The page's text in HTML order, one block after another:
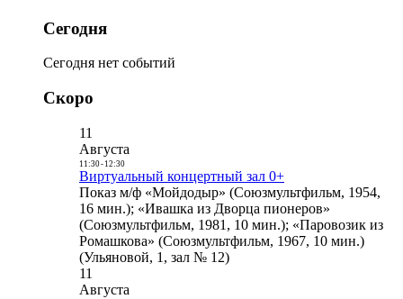
Сегодня
Сегодня нет событий
Скоро
11
Августа
11:30- 12:30
Виртуальный концертный зал 0+
Показ м/ф «Мойдодыр» (Союзмультфильм, 1954,
16 мин.); «Ивашка из Дворца пионеров»
(Союзмультфильм, 1981, 10 мин.); «Паровозик из
Ромашкова» (Союзмультфильм, 1967, 10 мин.)
(Ульяновой, 1, зал № 12)
11
Августа